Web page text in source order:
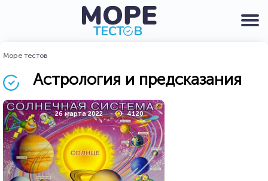
Море тестов
Астрология и предсказания
26 марта 2022 4120